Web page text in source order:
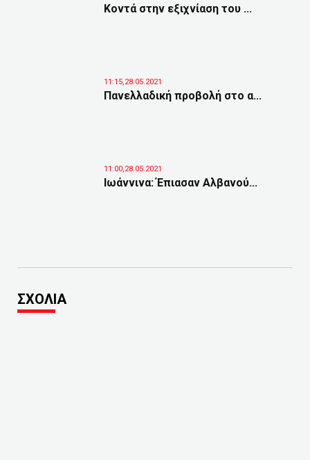
Κοντά στην εξιχνίαση του ...
11:15,28.05.2021
Πανελλαδική προβολή στο α...
11:00,28.05.2021
Ιωάννινα: Έπιασαν Αλβανού...
ΣΧΟΛΙΑ